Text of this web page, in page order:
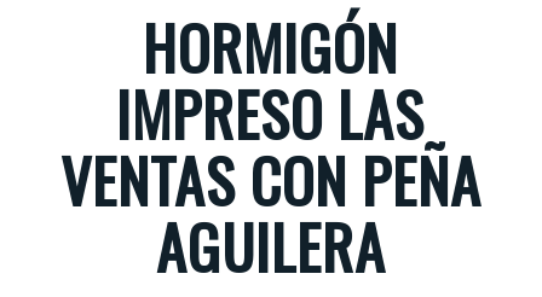
HORMIGÓN
IMPRESO LAS
VENTAS CON PEÑA
AGUILERA